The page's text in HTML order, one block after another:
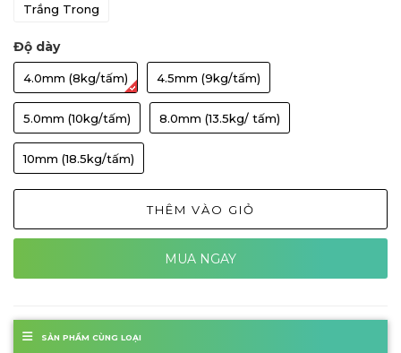
Trắng Trong
Độ dày
4.0mm (8kg/tấm) 4.5mm (9kg/tấm)
5.0mm (10kg/tấm) 8.0mm (13.5kg/ tấm)
10mm (18.5kg/tấm)
THÊM VÀO GIỎ
MUA NGAY
SẢN PHẨM CÙNG LOẠI